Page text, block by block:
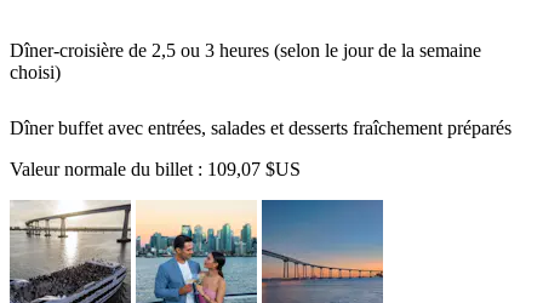
Dîner-croisière de 2,5 ou 3 heures (selon le jour de la semaine
choisi)
Dîner buffet avec entrées, salades et desserts fraîchement préparés
Valeur normale du billet : 109,07 $US